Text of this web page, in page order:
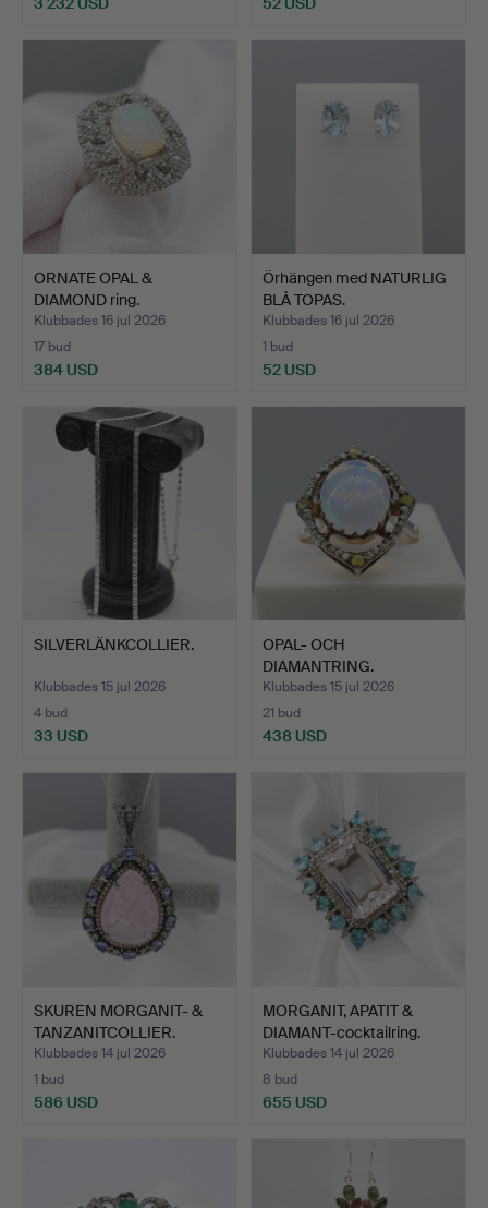
ORNATE OPAL &
DIAMOND ring.
Klubbades 16 jul 2026
17 bud
384 USD
Örhängen med NATURLIG
BLÅ TOPAS.
Klubbades 16 jul 2026
1 bud
52 USD
SILVERLÄNKCOLLIER.
Klubbades 15 jul 2026
4 bud
33 USD
OPAL- OCH
DIAMANTRING.
Klubbades 15 jul 2026
21 bud
438 USD
SKUREN MORGANIT- &
TANZANITCOLLIER.
Klubbades 14 jul 2026
1 bud
586 USD
MORGANIT, APATIT &
DIAMANT-cocktailring.
Klubbades 14 jul 2026
8 bud
655 USD